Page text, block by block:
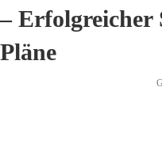
– Erfolgreicher
Pläne